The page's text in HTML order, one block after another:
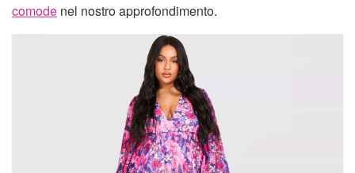
comode nel nostro approfondimento.